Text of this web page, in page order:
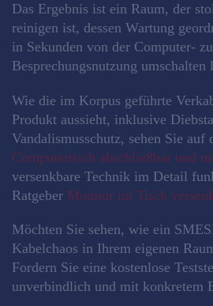
Das Ergebnis ist ein Raum, der
reinigen ist, dessen Wartung
in Sekunden von der Computer-
Besprechungsnutzung umschalten
Wie die im Korpus geführte
Produkt aussieht, inklusive
Vandalismusschutz, sehen Sie auf
Computertisch abschließbar und
versenkbare Technik im Detail
Ratgeber Monitor im Tisch
Möchten Sie sehen, wie ein
Kabelchaos in Ihrem eigenen
Fordern Sie eine kostenlose
unverbindlich und mit konkretem